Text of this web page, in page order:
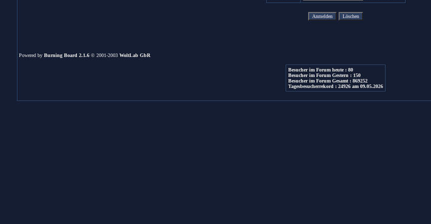
Powered by Burning Board 2.1.6 © 2001-2003 WoltLab GbR
Besucher im Forum heute : 80
Besucher im Forum Gestern : 150
Besucher im Forum Gesamt : 869252
Tagesbesucherrekord : 24926 am 09.05.2026